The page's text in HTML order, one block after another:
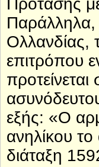
Πρότασης
Παράλληλα,
Ολλανδίας,
επιτρόπου
εξής: «Ο
ανηλίκου
διάταξη